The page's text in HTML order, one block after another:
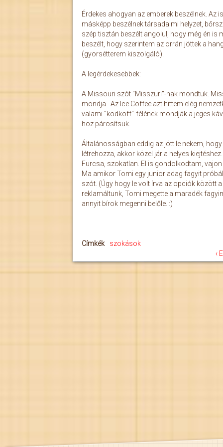
Érdekes ahogyan az emberek beszélnek.
másképp beszélnek társadalmi helyzet,
szép tisztán beszélt angolul, hogy még én is
beszélt, hogy szerintem az orrán jöttek a
(gyorsétterem kiszolgáló).
A legérdekesebbek:
A Missouri szót "Misszuri"-nak mondtuk.
mondja. Az Ice Coffee azt hittem elég
valami "kodköff"-félének mondják a jeges
hoz párosítsuk.
Általánosságban eddig az jött le nekem,
létrehozza, akkor közel jár a helyes
Furcsa, szokatlan. El is gondolkodtam,
Ma amikor Tomi egy junior adag fagyit
szót. (Úgy hogy le volt írva az opciók között
reklamáltunk, Tomi megette a maradék
annyit bírok megenni belőle. :)
Címkék
szokások
‹